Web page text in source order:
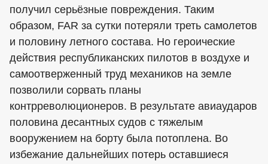
получил серьёзные повреждения. Таким
образом, FAR за сутки потеряли треть самолетов
и половину летного состава. Но героические
действия республиканских пилотов в воздухе и
самоотверженный труд механиков на земле
позволили сорвать планы
контрреволюционеров. В результате авиаударов
половина десантных судов с тяжелым
вооружением на борту была потоплена. Во
избежание дальнейших потерь оставшиеся